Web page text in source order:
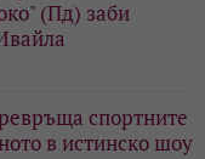
(Пд) заби
спортните
в истинско шоу